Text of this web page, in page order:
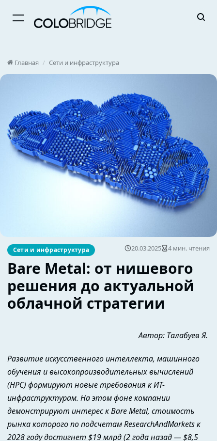
Menu
Главная / Сети и инфраструктура
Сети и инфраструктура
Bare Metal: от нишевого
решения до актуальной
облачной стратегии
20.03.2025 4 мин. чтения
Автор: Талабуев Я.
Развитие искусственного интеллекта, машинного
обучения и высокопроизводительных вычислений
(HPC) формируют новые требования к ИТ-
инфраструктурам. На этом фоне компании
демонстрируют интерес к Bare Metal, стоимость
рынка которого по подсчетам ResearchAndMarkets к
2028 году достигнет $19 млрд (2 года назад — $8,5